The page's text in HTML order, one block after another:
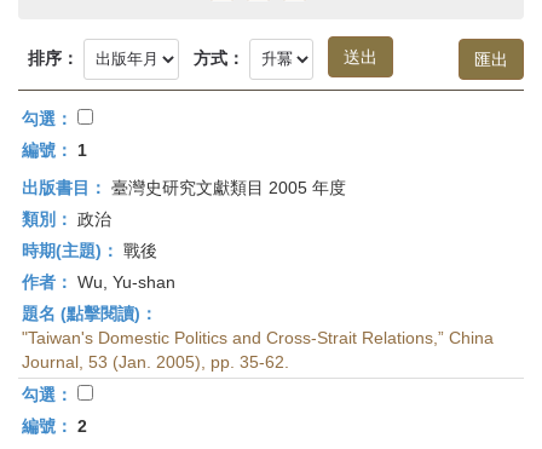
首
頁
排序： 方式：
勾選：
編號：
1
出版書目： 臺灣史研究文獻類目 2005 年度
類別： 政治
時期(主題)： 戰後
作者： Wu, Yu-shan
題名 (點擊閱讀)：
"Taiwan's Domestic Politics and Cross-Strait Relations,” China
Journal, 53 (Jan. 2005), pp. 35-62.
勾選：
編號： 2